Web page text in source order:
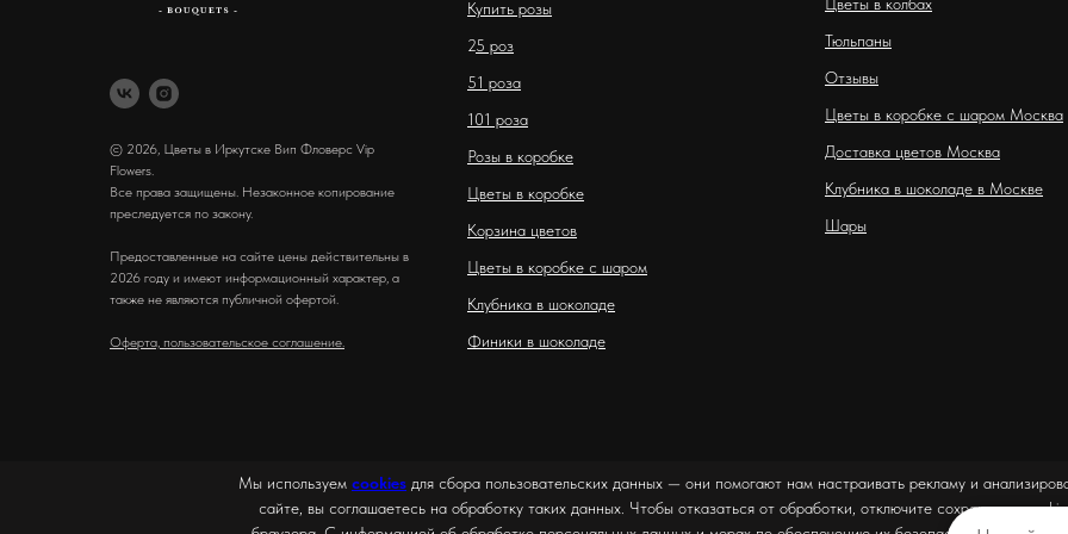
© 2026, Цветы в Иркутске Вип Фловерс Vip
Flowers.
Все права защищены. Незаконное копирование
преследуется по закону.
Предоставленные на сайте цены действительны в
2026 году и имеют информационный характер, а
также не являются публичной офертой.
Оферта, пользовательское соглашение.
Купить розы
25 роз
51 роза
101 роза
Розы в коробке
Цветы в коробке
Корзина цветов
Цветы в коробке с шаром
Клубника в шоколаде
Финики в шоколаде
Тюльпаны
Отзывы
Цветы в коробке с шаром Москва
Доставка цветов Москва
Клубника в шоколаде в Москве
Шары
Мы используем cookies для сбора пользовательских данных — они помогают нам настраивать рекламу и
сайте, вы соглашаетесь на обработку таких данных. Чтобы отказаться от обработки, отключите сохранение